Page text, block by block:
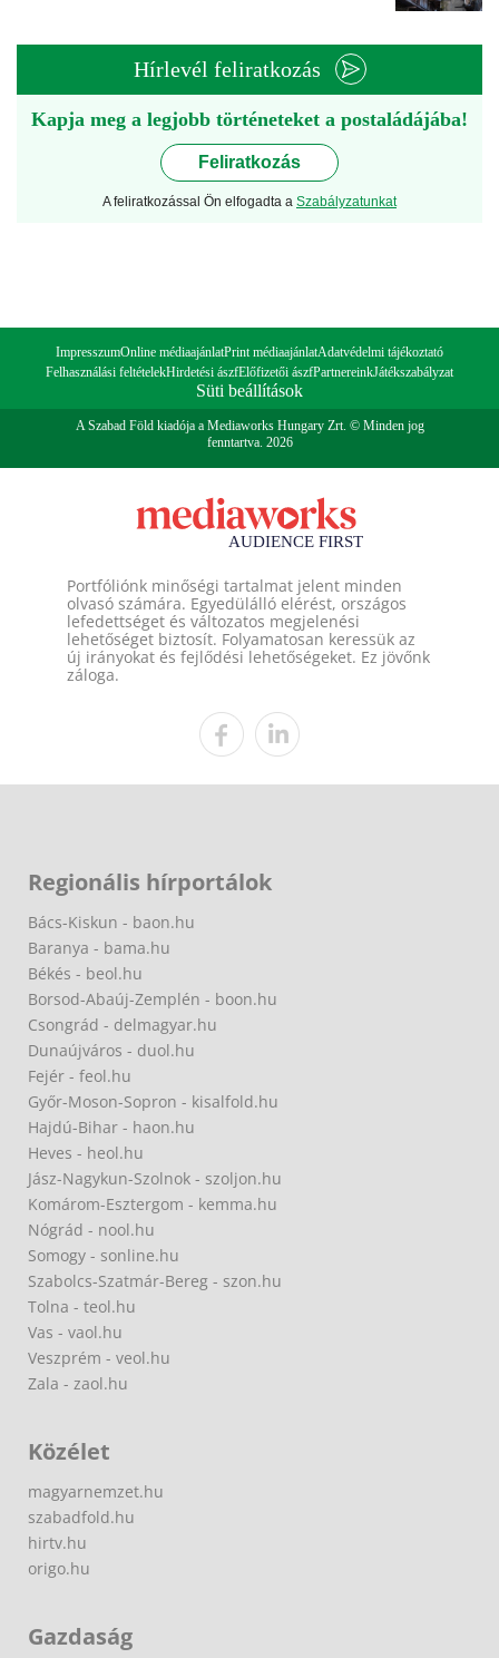
Hírlevél feliratkozás
Kapja meg a legjobb történeteket a postaládájába!
Feliratkozás
A feliratkozással Ön elfogadta a Szabályzatunkat
ImpresszumOnline médiaajánlatPrint médiaajánlatAdatvédelmi tájékoztató
Felhasználási feltételekHirdetési ászfElőfizetői ászfPartnereinkJátékszabályzat
Süti beállítások
A Szabad Föld kiadója a Mediaworks Hungary Zrt. © Minden jog
fenntartva. 2026
Portfóliónk minőségi tartalmat jelent minden
olvasó számára. Egyedülálló elérést, országos
lefedettséget és változatos megjelenési
lehetőséget biztosít. Folyamatosan keressük az
új irányokat és fejlődési lehetőségeket. Ez jövőnk
záloga.
Regionális hírportálok
Bács-Kiskun - baon.hu
Baranya - bama.hu
Békés - beol.hu
Borsod-Abaúj-Zemplén - boon.hu
Csongrád - delmagyar.hu
Dunaújváros - duol.hu
Fejér - feol.hu
Győr-Moson-Sopron - kisalfold.hu
Hajdú-Bihar - haon.hu
Heves - heol.hu
Jász-Nagykun-Szolnok - szoljon.hu
Komárom-Esztergom - kemma.hu
Nógrád - nool.hu
Somogy - sonline.hu
Szabolcs-Szatmár-Bereg - szon.hu
Tolna - teol.hu
Vas - vaol.hu
Veszprém - veol.hu
Zala - zaol.hu
Közélet
magyarnemzet.hu
szabadfold.hu
hirtv.hu
origo.hu
Gazdaság